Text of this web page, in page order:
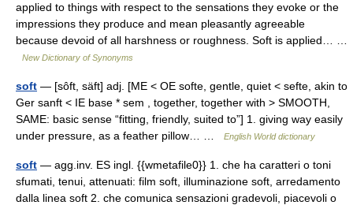
applied to things with respect to the sensations they evoke or the
impressions they produce and mean pleasantly agreeable
because devoid of all harshness or roughness. Soft is applied… …
New Dictionary of Synonyms
soft — [sôft, säft] adj. [ME < OE softe, gentle, quiet < sefte, akin to
Ger sanft < IE base * sem , together, together with > SMOOTH,
SAME: basic sense “fitting, friendly, suited to”] 1. giving way easily
under pressure, as a feather pillow… …
English World dictionary
soft — agg.inv. ES ingl. {{wmetafile0}} 1. che ha caratteri o toni
sfumati, tenui, attenuati: film soft, illuminazione soft, arredamento
dalla linea soft 2. che comunica sensazioni gradevoli, piacevoli o